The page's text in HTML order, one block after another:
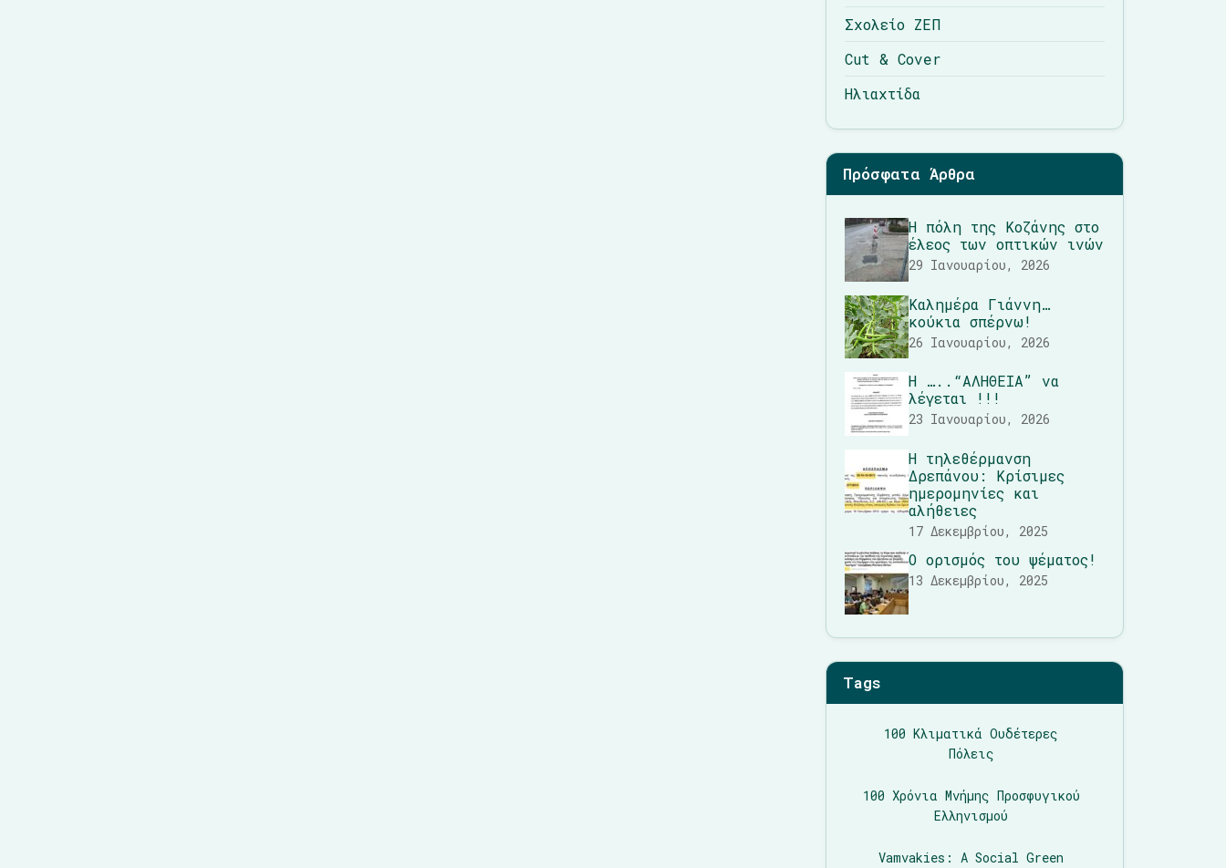
Σχολείο ΖΕΠ
Cut & Cover
Ηλιαχτίδα
Πρόσφατα Άρθρα
Η πόλη της Κοζάνης στο
έλεος των οπτικών ινών
29 Ιανουαρίου, 2026
Καλημέρα Γιάννη…
κούκια σπέρνω!
26 Ιανουαρίου, 2026
Η …..“ΑΛΗΘΕΙΑ” να
λέγεται !!!
23 Ιανουαρίου, 2026
Η τηλεθέρμανση
Δρεπάνου: Κρίσιμες
ημερομηνίες και
αλήθειες
17 Δεκεμβρίου, 2025
Ο ορισμός του ψέματος!
13 Δεκεμβρίου, 2025
Tags
100 Κλιματικά Ουδέτερες
Πόλεις
100 Χρόνια Μνήμης Προσφυγικού
Ελληνισμού
Vamvakies: A Social Green